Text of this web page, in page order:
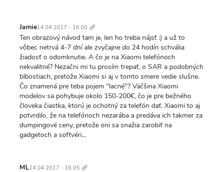
Jamie14.04.2017 - 16:00 odkaz
Ten obrazový návod tam je, len ho treba nájsť :) a už to
vôbec netrvá 4-7 dní ale zvyčajne do 24 hodín schvália
žiadosť o odomknutie. A čo je na Xiaomi telefónoch
nekvalitné? Nezačni mi tu prosím trepať, o SAR a podobných
blbostiach, pretože Xiaomi si aj v tomto smere vedie slušne.
Čo znamená pre teba pojem "lacné"? Väčšina Xiaomi
modelov sa pohybuje okolo 150-200€, čo je pre bežného
človeka čiastka, ktorú je ochotný za telefón dať. Xiaomi to aj
potvrdilo, že na telefónoch nezarába a predáva ich takmer za
dumpingové ceny, pretože oni sa snažia zarobiť na
gadgetoch a softvéri...
ML14.04.2017 - 16:05 odkaz